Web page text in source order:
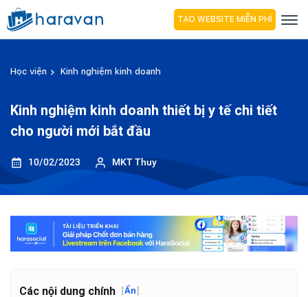
TẠO WEBSITE MIỄN PHÍ
Học viện Kinh nghiệm kinh doanh
Kinh nghiệm kinh doanh thiết bị y tế chi tiết
cho người mới bắt đầu
10/02/2023 MKT Thuy
Các nội dung chính [Ẩn]